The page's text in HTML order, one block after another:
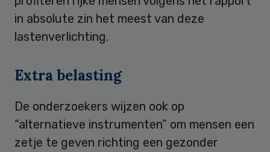
in absolute zin het meest van deze
lastenverlichting.
Extra belasting
De onderzoekers wijzen ook op
“alternatieve instrumenten” om mensen een
zetje te geven richting een gezonder